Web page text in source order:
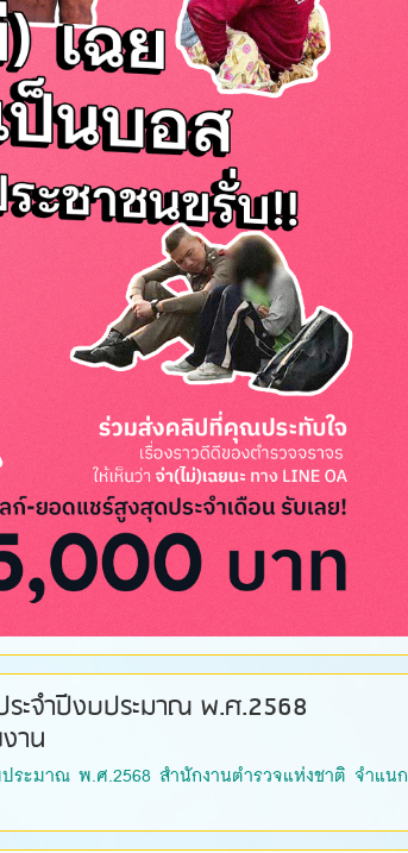
ระจำปีงบประมาณ พ.ศ.2568
าน
ระมาณ พ.ศ.2568 สำนักงานตำรวจแห่งชาติ จำแนก